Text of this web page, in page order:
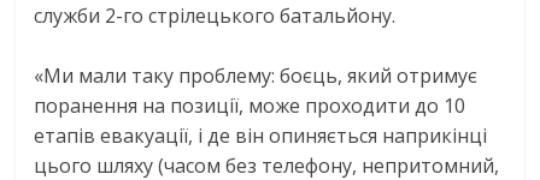
служби 2-го стрілецького батальйону.
«Ми мали таку проблему: боєць, який отримує
поранення на позиції, може проходити до 10
етапів евакуації, і де він опиняється наприкінці
цього шляху (часом без телефону, непритомний,